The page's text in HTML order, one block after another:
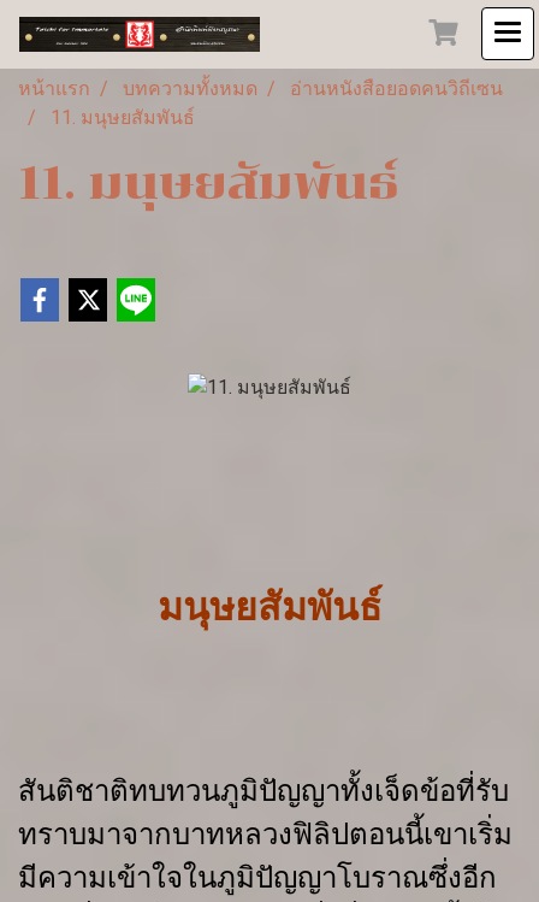
หน้าแรก บทความทั้งหมด
อ่านหนังสือยอดคนวิถีเซน
11. มนุษยสัมพันธ์
11. มนุษยสัมพันธ์
มนุษยสัมพันธ์
สันติชาติทบทวนภูมิปัญญาทั้งเจ็ดข้อที่รับ
ทราบมาจากบาทหลวงฟิลิปตอนนี้เขาเริ่ม
มีความเข้าใจในภูมิปัญญาโบราณซึ่งอีก